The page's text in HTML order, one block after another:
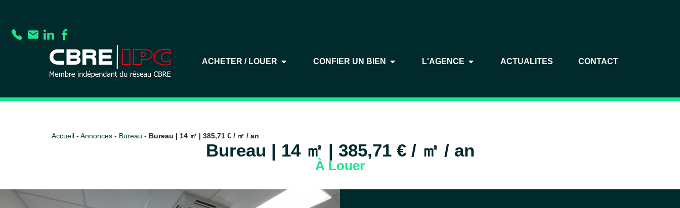
ACHETER / LOUER CONFIER UN BIEN L'AGENCE ACTUALITES CONTACT
Accueil - Annonces - Bureau - Bureau | 14 ㎡ | 385,71 € / ㎡ / an
Bureau | 14 ㎡ | 385,71 € / ㎡ / an
À Louer